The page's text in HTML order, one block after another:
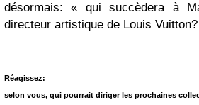
désormais: « qui succèdera à
directeur artistique de Louis
Réagissez:
selon vous, qui pourrait diriger les prochaines